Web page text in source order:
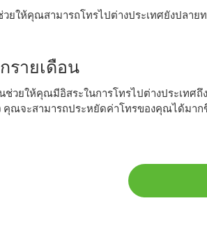
วยให้คุณสามารถโทรไปต่างประเทศยังปลา
รายเดือน
ช่วยให้คุณมีอิสระในการโทรไปต่างประเท
คุณจะสามารถประหยัดค่าโทรของคุณได้มา